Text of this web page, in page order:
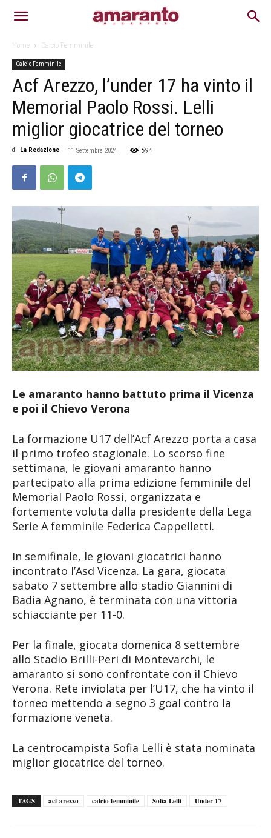
Home Calcio Femminile
Calcio Femminile
Acf Arezzo, l’under 17 ha vinto il
Memorial Paolo Rossi. Lelli
miglior giocatrice del torneo
di La Redazione - 11 Settembre 2024 594
Le amaranto hanno battuto prima il Vicenza
e poi il Chievo Verona
La formazione U17 dell’Acf Arezzo porta a casa
il primo trofeo stagionale. Lo scorso fine
settimana, le giovani amaranto hanno
partecipato alla prima edizione femminile del
Memorial Paolo Rossi, organizzata e
fortemente voluta dalla presidente della Lega
Serie A femminile Federica Cappelletti.
In semifinale, le giovani giocatrici hanno
incontrato l’Asd Vicenza. La gara, giocata
sabato 7 settembre allo stadio Giannini di
Badia Agnano, è terminata con una vittoria
schiacciante per 11-0.
Per la finale, giocata domenica 8 settembre
allo Stadio Brilli-Peri di Montevarchi, le
amaranto si sono confrontate con il Chievo
Verona. Rete inviolata per l’U17, che ha vinto il
torneo mettendo a segno 3 goal contro la
formazione veneta.
La centrocampista Sofia Lelli è stata nominata
miglior giocatrice del torneo.
TAGS acf arezzo calcio femminile Sofia Lelli Under 17